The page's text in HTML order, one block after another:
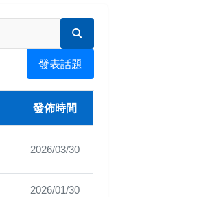
發表話題
發佈時間
2026/03/30
2026/01/30